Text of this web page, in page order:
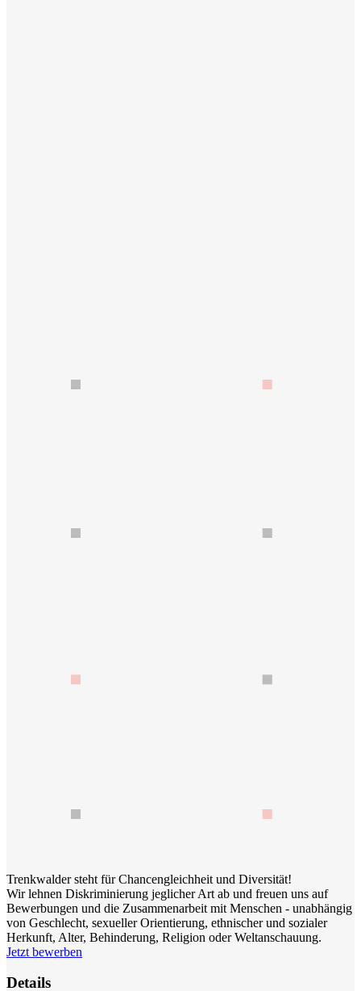
Trenkwalder steht für Chancengleichheit und Diversität!
Wir lehnen Diskriminierung jeglicher Art ab und freuen uns auf
Bewerbungen und die Zusammenarbeit mit Menschen - unabhängig
von Geschlecht, sexueller Orientierung, ethnischer und sozialer
Herkunft, Alter, Behinderung, Religion oder Weltanschauung.
Jetzt bewerben
Details